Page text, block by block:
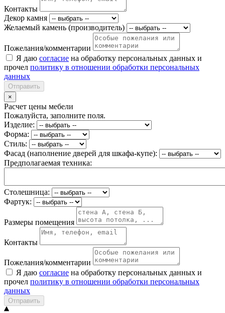
Контакты
Декор камня
Желаемый камень (производитель)
Пожелания/комментарии
Я даю согласие на обработку персональных данных и
прочел политику в отношении обработки персональных
данных
Отправить
×
Расчет цены мебели
Пожалуйста, заполните поля.
Изделие:
Форма:
Стиль:
Фасад (наполнение дверей для шкафа-купе):
Предполагаемая техника:
Столешница:
Фартук:
Размеры помещения
Контакты
Пожелания/комментарии
Я даю согласие на обработку персональных данных и
прочел политику в отношении обработки персональных
данных
Отправить